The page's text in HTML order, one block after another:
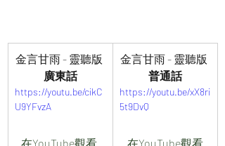
金言甘雨 - 靈聽版
廣東話
https://youtu.be/cikC
U9YFvzA
在YouTube觀看
金言甘雨 - 靈聽版
普通話
https://youtu.be/xX8ri
5t9DvQ
在YouTube觀看